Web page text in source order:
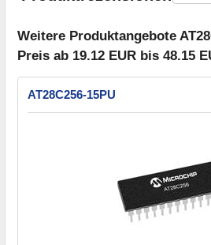
Weitere Produktangebote
Preis ab 19.12 EUR bis 48.15
AT28C256-15PU